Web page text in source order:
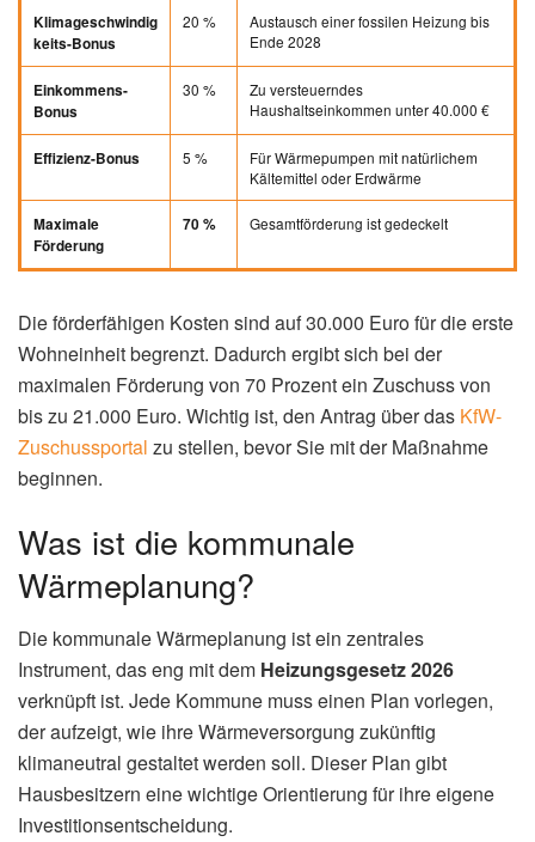
Klimageschwindig
keits-Bonus
20 %
Austausch einer fossilen Heizung bis
Ende 2028
Einkommens-
Bonus
30 %
Zu versteuerndes
Haushaltseinkommen unter 40.000 €
Effizienz-Bonus 5 %
Für Wärmepumpen mit natürlichem
Kältemittel oder Erdwärme
Maximale
Förderung
70 % Gesamtförderung ist gedeckelt
Die förderfähigen Kosten sind auf 30.000 Euro für die erste
Wohneinheit begrenzt. Dadurch ergibt sich bei der
maximalen Förderung von 70 Prozent ein Zuschuss von
bis zu 21.000 Euro. Wichtig ist, den Antrag über das KfW-
Zuschussportal zu stellen, bevor Sie mit der Maßnahme
beginnen.
Was ist die kommunale
Wärmeplanung?
Die kommunale Wärmeplanung ist ein zentrales
Instrument, das eng mit dem Heizungsgesetz 2026
verknüpft ist. Jede Kommune muss einen Plan vorlegen,
der aufzeigt, wie ihre Wärmeversorgung zukünftig
klimaneutral gestaltet werden soll. Dieser Plan gibt
Hausbesitzern eine wichtige Orientierung für ihre eigene
Investitionsentscheidung.